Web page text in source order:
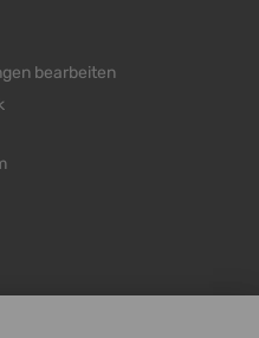
bearbeiten